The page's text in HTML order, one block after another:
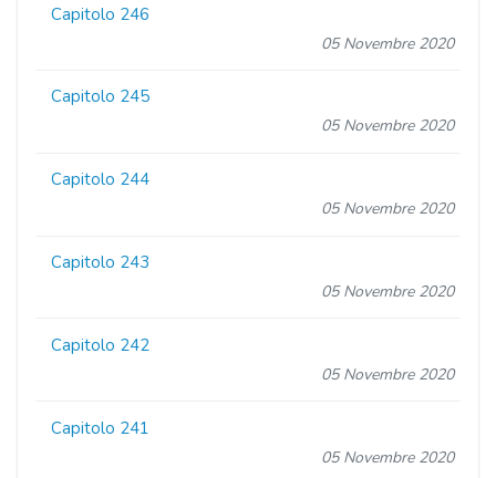
Capitolo 246
05 Novembre 2020
Capitolo 245
05 Novembre 2020
Capitolo 244
05 Novembre 2020
Capitolo 243
05 Novembre 2020
Capitolo 242
05 Novembre 2020
Capitolo 241
05 Novembre 2020